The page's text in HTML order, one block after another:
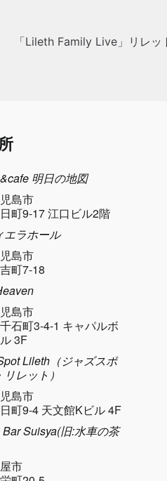
「Lileth Family Live」リレ
明日の地図
島市
町9-17 江口ビル2階
エラホール
島市
町7-18
島市
石町3-4-1 キャパルボ
3F
Lileth（ジャズスポ
リレット）
島市
町9-4 天文館Kビル 4F
Suisya(旧:水車の茶
市